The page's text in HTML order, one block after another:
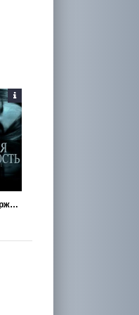
Скрытая одержимость